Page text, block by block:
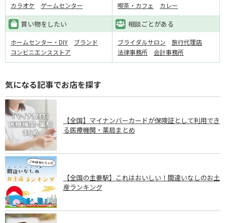
カラオケ
ゲームセンター
喫茶・カフェ
カレー
買い物をしたい
ホームセンター・DIY
ブランド
コンビニエンスストア
相談ごとがある
ブライダルサロン
旅行代理店
法律事務所
会計事務所
気になる記事でお店を探す
【全国】マイナンバーカードが保険証として利用でき
る医療機関・薬局まとめ
【全国の主要駅】これはおいしい！間違いなしのお土
産ランキング